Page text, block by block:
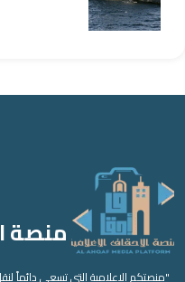
منصة
"منصتكم الإعلامية التي تسعى دائماً